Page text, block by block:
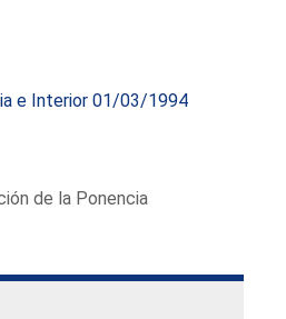
e Interior 01/03/1994
de la Ponencia